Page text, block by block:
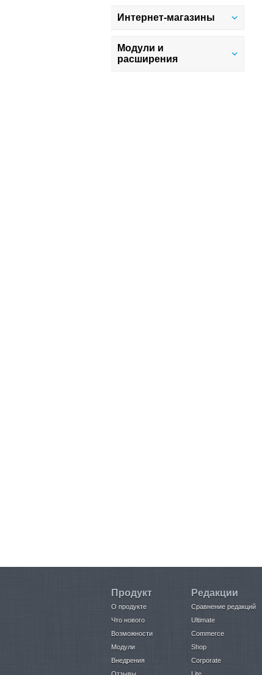
Интернет-магазины
Все
Адаптивные шаблоны (36)
Модули и
расширения
Продукт
О продукте
Что нового
Возможности
Модули
Внедрения
Редакции
Сравнение редакций
Ultimate
Commerce
Shop
Corporate